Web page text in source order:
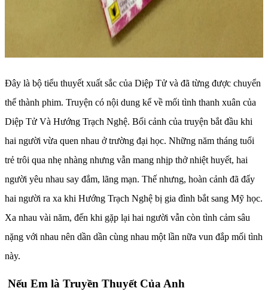
Đây là bộ tiểu thuyết xuất sắc của Diệp Tử và đã từng được chuyển
thể thành phim. Truyện có nội dung kể về mối tình thanh xuân của
Diệp Tử Và Hướng Trạch Nghệ. Bối cảnh của truyện bắt đầu khi
hai người vừa quen nhau ở trường đại học. Những năm tháng tuổi
trẻ trôi qua nhẹ nhàng nhưng vẫn mang nhịp thở nhiệt huyết, hai
người yêu nhau say đắm, lãng mạn. Thế nhưng, hoàn cảnh đã đẩy
hai người ra xa khi Hướng Trạch Nghệ bị gia đình bắt sang Mỹ học.
Xa nhau vài năm, đến khi gặp lại hai người vẫn còn tình cảm sâu
nặng với nhau nên dần dần cùng nhau một lần nữa vun đắp mối tình
này.
Nếu Em là Truyền Thuyết Của Anh